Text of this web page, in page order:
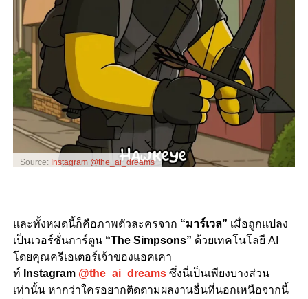
Source: Instagram @the_ai_dreams
และทั้งหมดนี้ก็คือภาพตัวละครจาก “มาร์เวล” เมื่อถูกแปลง
เป็นเวอร์ชั่นการ์ตูน “The Simpsons” ด้วยเทคโนโลยี AI
โดยคุณครีเอเตอร์เจ้าของแอคเคา
ท์ Instagram @the_ai_dreamsซึ่งนี่เป็นเพียงบางส่วน
เท่านั้น หากว่าใครอยากติดตามผลงานอื่นที่นอกเหนือจากนี้